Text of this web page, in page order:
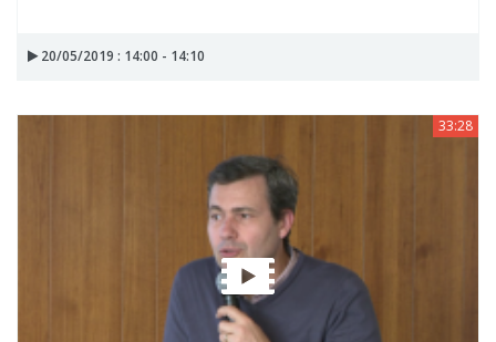
20/05/2019 : 14:00 - 14:10
33:28